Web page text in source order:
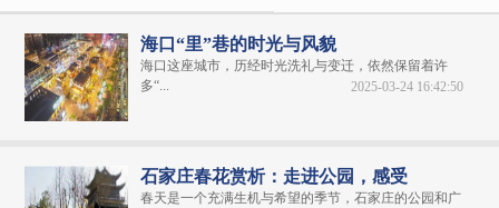
海口“里”巷的时光与风貌
海口这座城市，历经时光洗礼与变迁，依然保留着许
多“...
2025-03-24 16:42:50
石家庄春花赏析：走进公园，感受
春天是一个充满生机与希望的季节，石家庄的公园和广